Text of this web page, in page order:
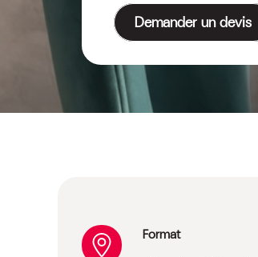
Demander un devis
Format